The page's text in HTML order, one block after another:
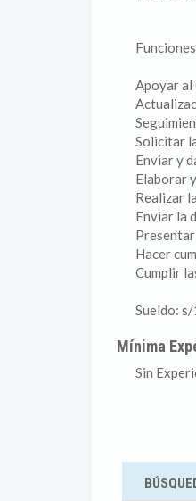
Apoyar al
Solicitar
Enviar y
Elaborar
Realizar
Enviar la
Hacer
Cumplir
Sueldo:
Mínima
Sin